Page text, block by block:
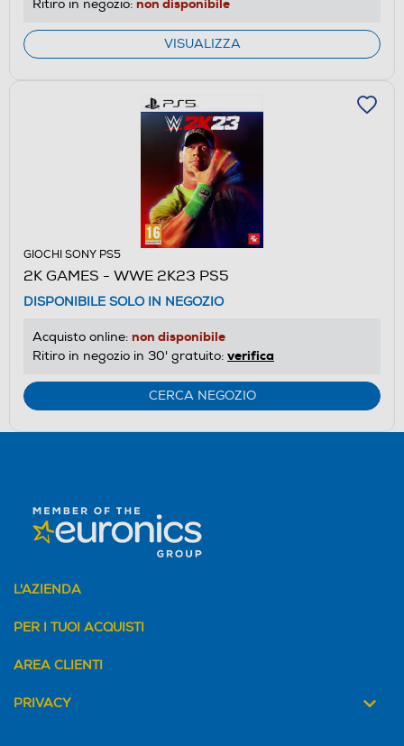
Ritiro in negozio: non disponibile
VISUALIZZA
GIOCHI SONY PS5
2K GAMES - WWE 2K23 PS5
DISPONIBILE SOLO IN NEGOZIO
Acquisto online: non disponibile
Ritiro in negozio in 30' gratuito: verifica
CERCA NEGOZIO
L'AZIENDA
PER I TUOI ACQUISTI
AREA CLIENTI
PRIVACY